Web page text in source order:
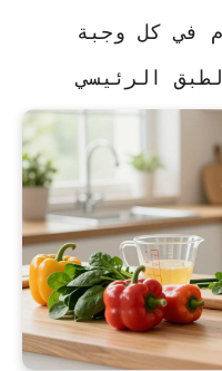
في كل وجبة
الرئيسي